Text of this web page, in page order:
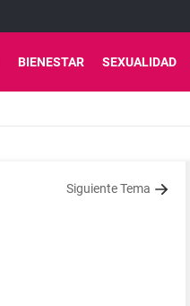
BIENESTAR SEXUALIDAD
Siguiente Tema